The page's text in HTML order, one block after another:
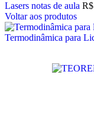
Lasers notas de aula R$
Voltar aos produtos
Termodinâmica para